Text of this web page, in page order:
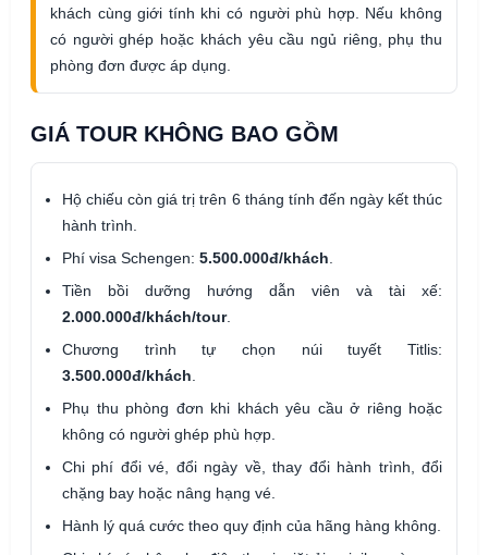
khách cùng giới tính khi có người phù hợp. Nếu không
có người ghép hoặc khách yêu cầu ngủ riêng, phụ thu
phòng đơn được áp dụng.
GIÁ TOUR KHÔNG BAO GỒM
Hộ chiếu còn giá trị trên 6 tháng tính đến ngày kết thúc
hành trình.
Phí visa Schengen: 5.500.000đ/khách.
Tiền bồi dưỡng hướng dẫn viên và tài xế:
2.000.000đ/khách/tour.
Chương trình tự chọn núi tuyết Titlis:
3.500.000đ/khách.
Phụ thu phòng đơn khi khách yêu cầu ở riêng hoặc
không có người ghép phù hợp.
Chi phí đổi vé, đổi ngày về, thay đổi hành trình, đổi
chặng bay hoặc nâng hạng vé.
Hành lý quá cước theo quy định của hãng hàng không.